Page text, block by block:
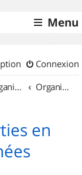
Menu
Connexion
Organisation de sorties & Recherche de partenaires Organisation de sorties en région Midi Pyrénées
en